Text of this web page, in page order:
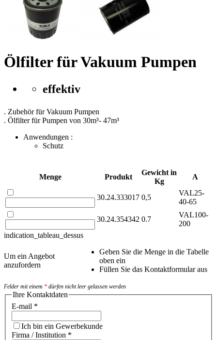
Ölfilter für Vakuum Pumpen
effektiv
. Zubehör für Vakuum Pumpen
. Ölfilter für Pumpen von 30m³- 47m³
Anwendungen :
Schutz
Menge Produkt
Gewicht in
Kg
A
30.24.333017 0,5
VAL25-
40-65
30.24.354342 0.7
VAL100-
200
indication_tableau_dessus
Um ein Angebot
anzufordern
Geben Sie die Menge in die Tabelle
oben ein
Füllen Sie das Kontaktformular aus
Felder mit einem * dürfen nicht leer gelassen werden
Ihre Kontaktdaten
E-mail *
Ich bin ein Gewerbekunde
Firma / Institution *